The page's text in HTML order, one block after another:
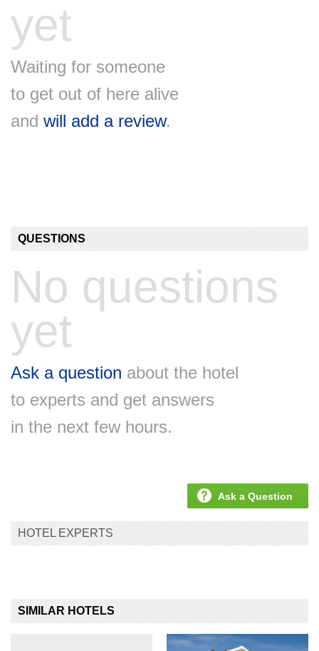
yet
Waiting for someone
to get out of here alive
and will add a review.
QUESTIONS
No questions
yet
Ask a question about the hotel
to experts and get answers
in the next few hours.
Ask a Question
HOTEL EXPERTS
SIMILAR HOTELS